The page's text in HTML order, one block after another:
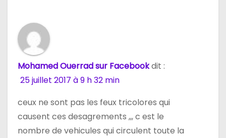
Mohamed Ouerrad sur Facebookdit :
25 juillet 2017 à 9 h 32 min
ceux ne sont pas les feux tricolores qui
causent ces desagrements ,,, c est le
nombre de vehicules qui circulent toute la